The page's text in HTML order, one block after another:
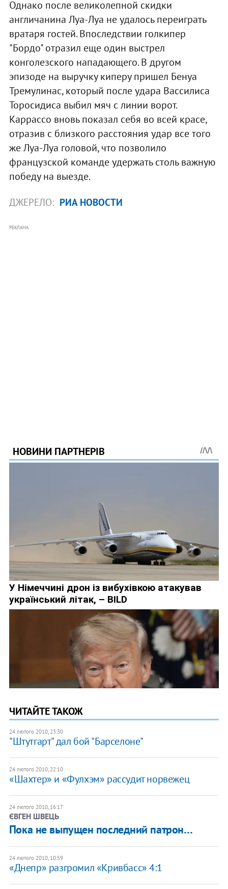
Однако после великолепной скидки
англичанина Луа-Луа не удалось переиграть
вратаря гостей. Впоследствии голкипер
"Бордо" отразил еще один выстрел
конголезского нападающего. В другом
эпизоде на выручку киперу пришел Бенуа
Тремулинас, который после удара Вассилиса
Торосидиса выбил мяч с линии ворот.
Каррассо вновь показал себя во всей красе,
отразив с близкого расстояния удар все того
же Луа-Луа головой, что позволило
французской команде удержать столь важную
победу на выезде.
ДЖЕРЕЛО: РИА НОВОСТИ
РЕКЛАМА
ЧИТАЙТЕ ТАКОЖ
24 лютого 2010, 23:30
"Штутгарт" дал бой "Барселоне"
24 лютого 2010, 22:10
«Шахтер» и «Фулхэм» рассудит норвежец
24 лютого 2010, 16:17
ЄВГЕН ШВЕЦЬ
Пока не выпущен последний патрон…
24 лютого 2010, 10:59
«Днепр» разгромил «Кривбасс» 4:1